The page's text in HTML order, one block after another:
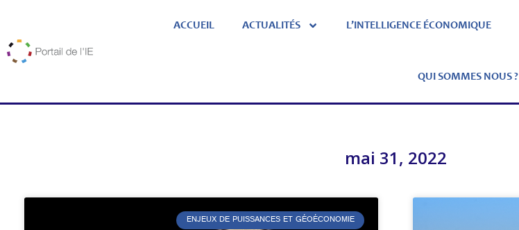
ACCUEIL ACTUALITÉS L’INTELLIGENCE ÉCONOMIQUE
QUI SOMMES NOUS ?
mai 31, 2022
ENJEUX DE PUISSANCES ET GÉOÉCONOMIE